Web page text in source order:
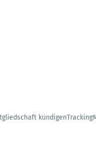
kündigenTracking